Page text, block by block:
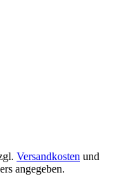
Versandkosten und
angegeben.